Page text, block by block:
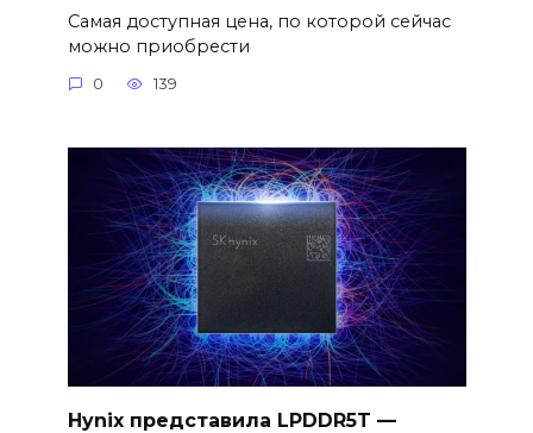
Самая доступная цена, по которой сейчас
можно приобрести
0 139
Hynix представила LPDDR5T —